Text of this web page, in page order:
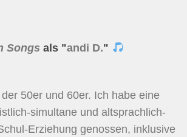
Songs als "andi D."
50er und 60er. Ich habe eine
simultane und altsprachlich-
Erziehung genossen, inklusive